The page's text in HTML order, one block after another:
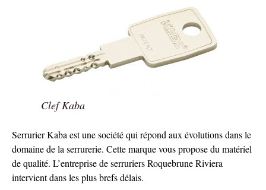
Clef Kaba
Serrurier Kaba est une société qui répond aux évolutions dans le
domaine de la serrurerie. Cette marque vous propose du matériel
de qualité. L’entreprise de serruriers Roquebrune Riviera
intervient dans les plus brefs délais.